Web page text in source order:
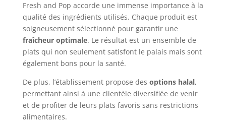
Fresh and Pop accorde une immense importance à la
qualité des ingrédients utilisés. Chaque produit est
soigneusement sélectionné pour garantir une
fraîcheur optimale. Le résultat est un ensemble de
plats qui non seulement satisfont le palais mais sont
également bons pour la santé.
De plus, l’établissement propose des options halal,
permettant ainsi à une clientèle diversifiée de venir
et de profiter de leurs plats favoris sans restrictions
alimentaires.